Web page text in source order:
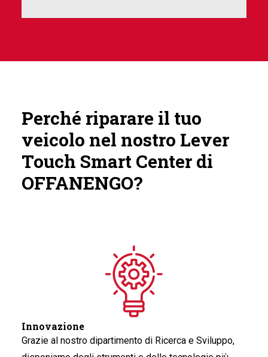
Perché riparare il tuo
veicolo nel nostro Lever
Touch Smart Center di
OFFANENGO?
Innovazione
Grazie al nostro dipartimento di Ricerca e Sviluppo,